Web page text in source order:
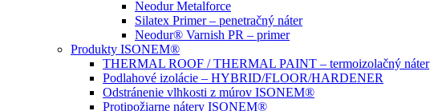
Neodur Metalforce
Silatex Primer – penetračný náter
Neodur® Varnish PR – primer
Produkty ISONEM®
THERMAL ROOF / THERMAL PAINT – termoizolačný náter
Podlahové izolácie – HYBRID/FLOOR/HARDENER
Odstránenie vlhkosti z múrov ISONEM®
Protipožiarne nátery ISONEM®